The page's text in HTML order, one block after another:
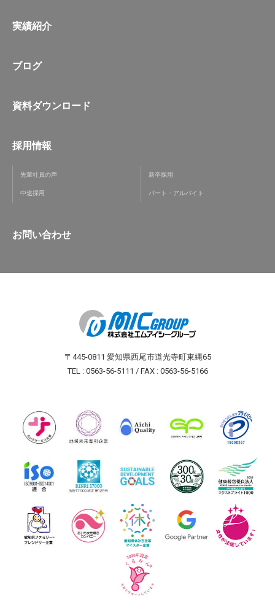
実績紹介
ブログ
資料ダウンロード
採用情報
先輩社員の声 新卒採用
中途採用 パート・アルバイト
お問い合わせ
〒445-0811 愛知県西尾市道光寺町東縄65
TEL : 0563-56-5111 / FAX : 0563-56-5166